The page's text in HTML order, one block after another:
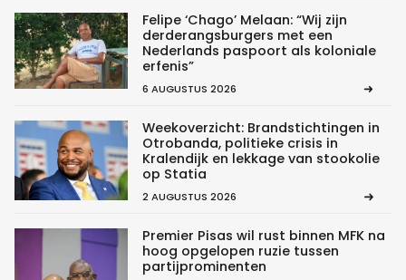
Felipe ‘Chago’ Melaan: “Wij zijn
derderangsburgers met een
Nederlands paspoort als koloniale
erfenis”
6 AUGUSTUS 2026
Weekoverzicht: Brandstichtingen in
Otrobanda, politieke crisis in
Kralendijk en lekkage van stookolie
op Statia
2 AUGUSTUS 2026
Premier Pisas wil rust binnen MFK na
hoog opgelopen ruzie tussen
partijprominenten